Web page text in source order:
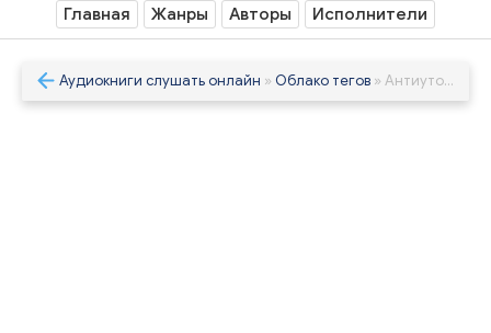
Главная Жанры Авторы Исполнители
Аудиокниги слушать онлайн » Облако тегов » Антиутопия